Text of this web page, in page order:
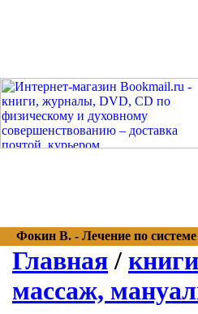
Фокин В. - Лечение по
Главная / книги
массаж,